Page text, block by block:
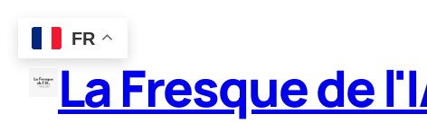
contenuLa Fresque de
FR